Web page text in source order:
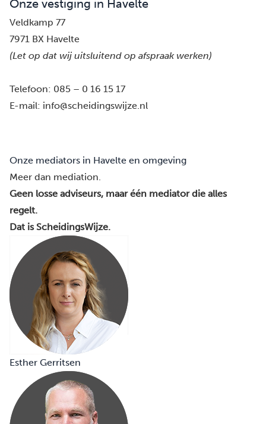
Onze vestiging in Havelte
Veldkamp 77
7971 BX Havelte
(Let op dat wij uitsluitend op afspraak werken)
Telefoon: 085 – 0 16 15 17
E-mail: info@scheidingswijze.nl
Onze mediators in Havelte en omgeving
Meer dan mediation.
Geen losse adviseurs, maar één mediator die alles
regelt.
Dat is ScheidingsWijze.
Esther Gerritsen